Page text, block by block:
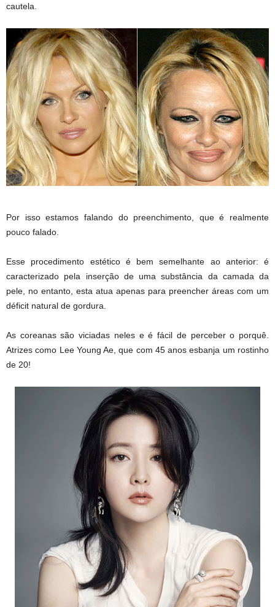
cautela.
Por isso estamos falando do preenchimento, que é realmente
pouco falado.
Esse procedimento estético é bem semelhante ao anterior: é
caracterizado pela inserção de uma substância da camada da
pele, no entanto, esta atua apenas para preencher áreas com um
déficit natural de gordura.
As coreanas são viciadas neles e é fácil de perceber o porquê.
Atrizes como Lee Young Ae, que com 45 anos esbanja um rostinho
de 20!